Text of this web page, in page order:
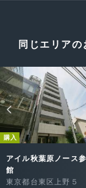
同じエリア
購入
アイル秋葉原ノース
館
東京都台東区上野５